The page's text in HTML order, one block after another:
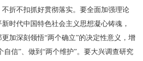
折不扣抓好贯彻落实。要全面加强理论
时代中国特色社会主义思想凝心铸魂，
加深刻领悟“两个确立”的决定性意义，增
自信”、做到“两个维护”。要大兴调查研究